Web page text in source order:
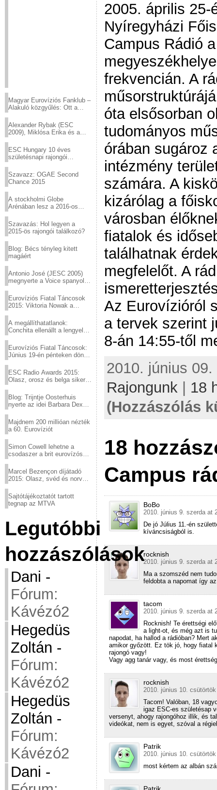
Magyar Eurovíziós Fanklub –
Alakuló közgyűlés: Ott a
Alexander Rybak (ESC
2009), Miklósa Erika és a
sztárjai a Margitszigeten
ESC Hungary 10 éves
születésnapi rajongói
Szavazz: OGAE Second
Chance 2015
A stockholmi Globe
Arénában lesz a 2016-os
Szavazás: Hol legyen a
2015-ös rajongói találkozó?
Blog: Bécs tényleg kitett
magáért
Antonio José (JESC 2005)
megnyerte a Voice spanyol
Eurovíziós Fiatal Táncosok
2015: Viktoria Nowak a
A megállíthatatlanok:
Conchita ellenállt a lengyel
Eurovíziós Fiatal Táncosok:
Június 19-én pénteken döntő
ESC Radio Awards 2015:
Olasz, orosz és belga siker,
Blog: Trijntje Oosterhuis
nyerte az idei Barbara Dex
Majdnem 200 millióan nézték
a 60. Eurovíziót
Simon Cowell lehetne a
csodaszer a brit eurovízós
Marcel Bezençon díjátadó
2015: Olasz, svéd és norvég
Sajtótájékoztatót tartott
tegnap az MTVA
Legutóbbi
hozzászólások
Dani -
Fórum:
Kávézó2
Hegedüs
Zoltán -
Fórum:
Kávézó2
Hegedüs
Zoltán -
Fórum:
Kávézó2
Dani -
2005. április 25-
Nyíregyházi
Campus Rádió
frekvencián. A
óta elsősorban
tudományos
órában sugároz
intézmény
számára. A
kizárólag a
városban
fiatalok és
találhatnak
megfelelőt. A
Az Eurovízióról
a tervek szerint
8-án 14:55-től
2010. június
Rajongunk
18
(Hozzászólás
18
Campus
BoBo
2010. június 9. szerda at
De jó Július 11.-én
kíváncsiságból is.
rocknish
2010. június 9. szerda at
Ma a szomszéd nem
feldobta a napomat így
tacom
2010. június 9. szerda at
Rocknish! Te érettségi
a light-ot, és még azt is
napodat, ha hallod a rádióban? Mert
amikor győzött. Ez tök jó, hogy fiatal
rajongó vagy!
Vagy agg tanár vagy, és most
rocknish
2010. június 10.
Tacom! Valóban, 18
igaz ESC-es születésap
versenyt, ahogy rajongóhoz illik, és
videókat, nem is egyet, szóval a
Patrik
2010. június 10.
most kértem az albán